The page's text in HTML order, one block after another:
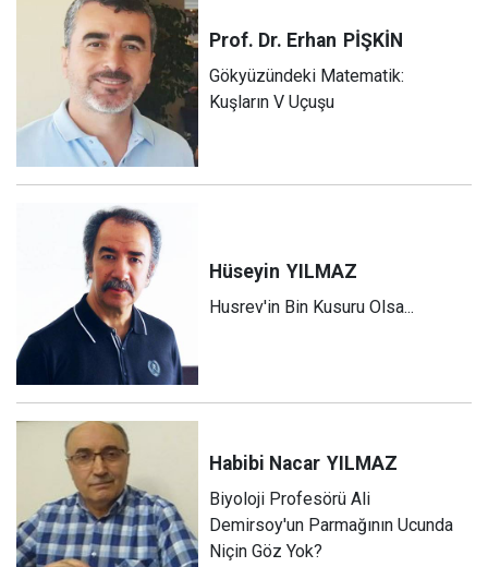
Prof. Dr. Erhan PİŞKİN
Gökyüzündeki Matematik:
Kuşların V Uçuşu
Hüseyin YILMAZ
Husrev'in Bin Kusuru Olsa...
Habibi Nacar YILMAZ
Biyoloji Profesörü Ali
Demirsoy'un Parmağının Ucunda
Niçin Göz Yok?